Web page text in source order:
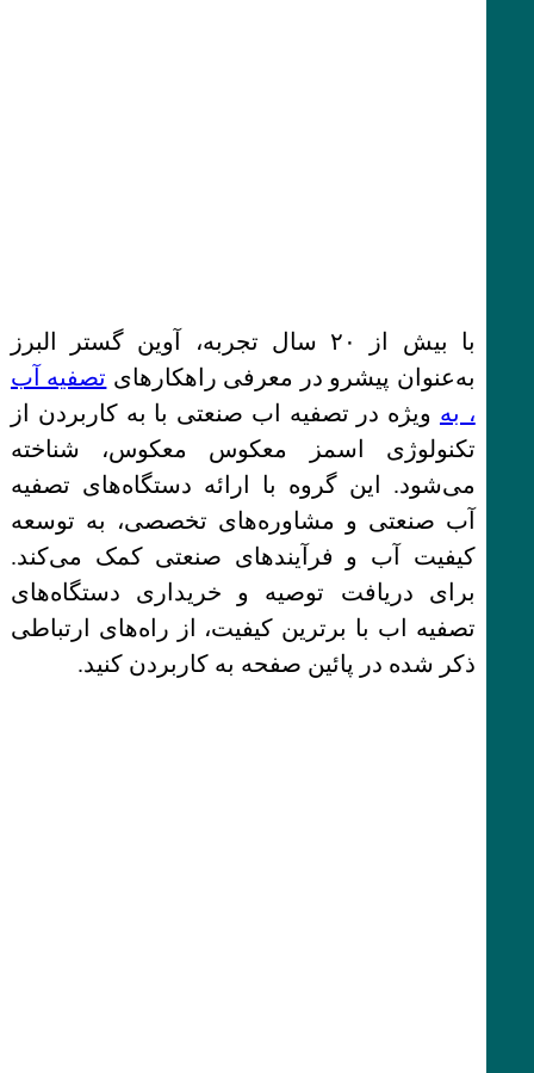
با بیش از ۲۰ سال تجربه، آوین گستر البرز
به‌عنوان پیشرو در معرفی راهکارهای تصفیه آب
، به ‌ویژه در تصفیه اب صنعتی با به کاربردن از
تکنولوژی اسمز معکوس معکوس، شناخته
می‌شود. این گروه با ارائه دستگاه‌های تصفیه
آب صنعتی و مشاوره‌های تخصصی، به توسعه
کیفیت آب و فرآیندهای صنعتی کمک می‌کند.
برای دریافت توصیه و خریداری دستگاه‌های
تصفیه اب با برترین کیفیت، از راه‌های ارتباطی
ذکر شده در پائین صفحه به کاربردن کنید.